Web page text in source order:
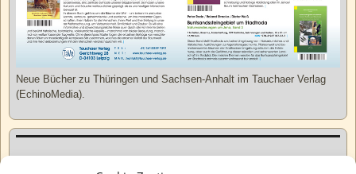
Neue Bücher zu Thüringen und Sachsen-Anhalt im Tauchaer Verlag
(EchinoMedia).